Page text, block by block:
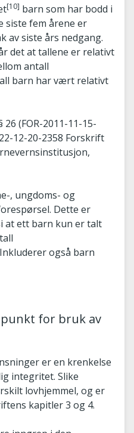
[10] barn som har bodd i
siste fem årene er
av siste års nedgang.
det at tallene er relativt
antall
barn har vært relativt
(FOR-2011-11-15-
12-20-2358 Forskrift
, ungdoms- og
Dette er
at ett barn kun er talt
også barn
for bruk av
er en krenkelse
integritet. Slike
lovhjemmel, og er
kapitler 3 og 4.